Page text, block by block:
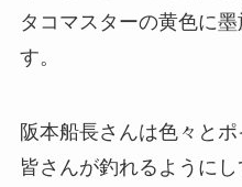
タコマスターの黄色に
す。
阪本船長さんは色々と
皆さんが釣れるようにし